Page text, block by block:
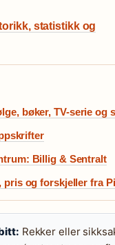
statistikk og
bøker, TV-serie og
Billig & Sentralt
pris og forskjeller fra
Rekker eller